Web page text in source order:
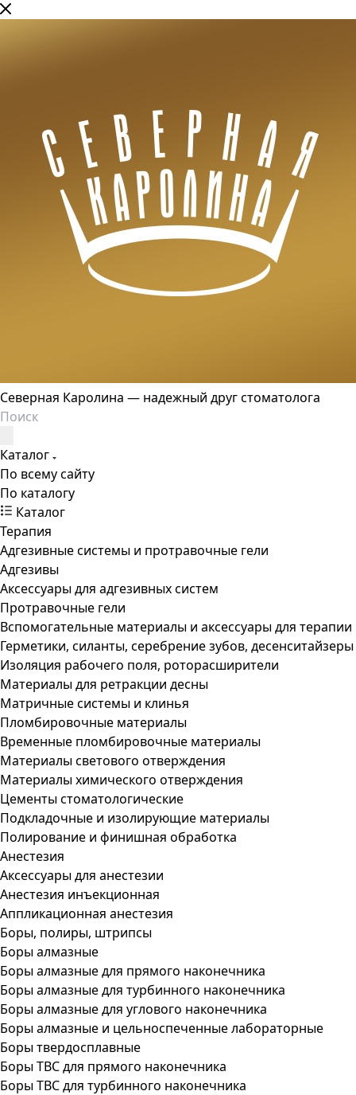
Северная Каролина — надежный друг стоматолога
Каталог
По всему сайту
По каталогу
Каталог
Терапия
Адгезивные системы и протравочные гели
Адгезивы
Аксессуары для адгезивных систем
Протравочные гели
Вспомогательные материалы и аксессуары для терапии
Герметики, силанты, серебрение зубов, десенситайзеры
Изоляция рабочего поля, роторасширители
Материалы для ретракции десны
Матричные системы и клинья
Пломбировочные материалы
Временные пломбировочные материалы
Материалы светового отверждения
Материалы химического отверждения
Цементы стоматологические
Подкладочные и изолирующие материалы
Полирование и финишная обработка
Анестезия
Аксессуары для анестезии
Анестезия инъекционная
Аппликационная анестезия
Боры, полиры, штрипсы
Боры алмазные
Боры алмазные для прямого наконечника
Боры алмазные для турбинного наконечника
Боры алмазные для углового наконечника
Боры алмазные и цельноспеченные лабораторные
Боры твердосплавные
Боры ТВС для прямого наконечника
Боры ТВС для турбинного наконечника